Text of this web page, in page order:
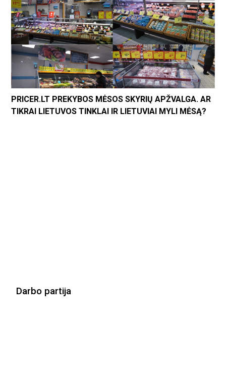
PRICER.LT PREKYBOS MĖSOS SKYRIŲ APŽVALGA. AR
TIKRAI LIETUVOS TINKLAI IR LIETUVIAI MYLI MĖSĄ?
Darbo partija